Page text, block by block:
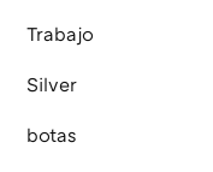
Trabajo
Silver
botas